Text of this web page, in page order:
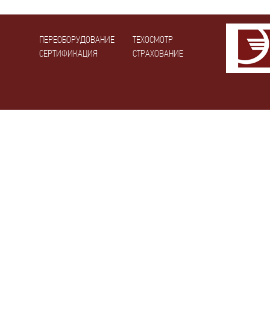
ПЕРЕОБОРУДОВАНИЕ
СЕРТИФИКАЦИЯ
ТЕХОСМОТР
СТРАХОВАНИЕ